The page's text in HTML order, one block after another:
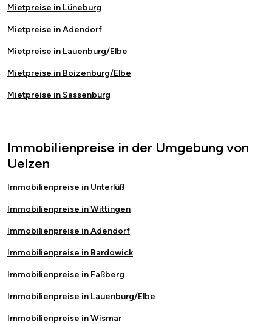
Mietpreise in Lüneburg
Mietpreise in Adendorf
Mietpreise in Lauenburg/Elbe
Mietpreise in Boizenburg/Elbe
Mietpreise in Sassenburg
Immobilienpreise in der Umgebung von
Uelzen
Immobilienpreise in Unterlüß
Immobilienpreise in Wittingen
Immobilienpreise in Adendorf
Immobilienpreise in Bardowick
Immobilienpreise in Faßberg
Immobilienpreise in Lauenburg/Elbe
Immobilienpreise in Wismar